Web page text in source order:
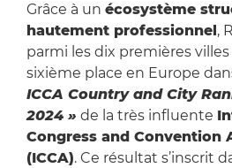
Grâce à un écosystème
hautement professionnel ,
parmi les dix premières
sixième place en Europe
ICCA Country and City
2024 » de la très influente
Congress and Convention
(ICCA). Ce résultat s’inscrit